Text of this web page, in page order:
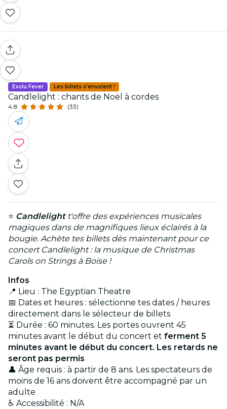
Exclu Fever Les billets s'envolent !
Candlelight : chants de Noël à cordes
4.8 (33)
⭐ Candlelightt'offre des expériences musicales
magiques dans de magnifiques lieux éclairés à la
bougie. Achète tes billets dès maintenant pour ce
concert Candlelight : la musique de Christmas
Carols on Strings à Boise !
Infos
📍 Lieu : The Egyptian Theatre
📅 Dates et heures : sélectionne tes dates / heures
directement dans le sélecteur de billets
⏳ Durée : 60 minutes. Les portes ouvrent 45
minutes avant le début du concert et ferment 5
minutes avant le début du concert. Les retards ne
seront pas permis
👤 Âge requis : à partir de 8 ans. Les spectateurs de
moins de 16 ans doivent être accompagné par un
adulte
♿ Accessibilité : N/A